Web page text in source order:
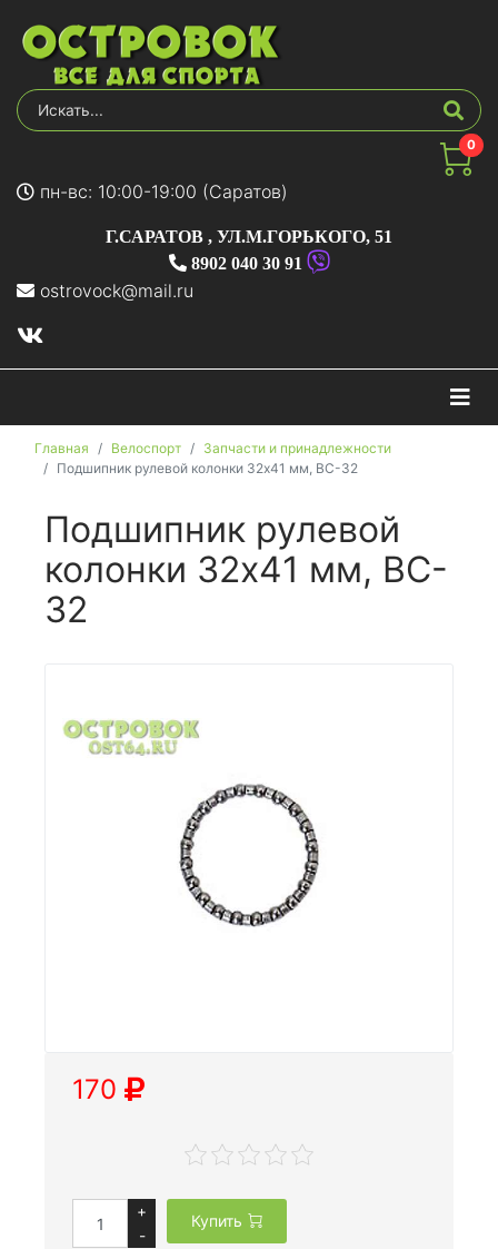
0
пн-вс: 10:00-19:00 (Саратов)
Г.САРАТОВ , УЛ.М.ГОРЬКОГО, 51
8902 040 30 91
ostrovock@mail.ru
Главная Велоспорт
Запчасти и принадлежности
Подшипник рулевой колонки 32х41 мм, BC-32
Подшипник рулевой
колонки 32х41 мм, BC-
32
170
+
-
Купить